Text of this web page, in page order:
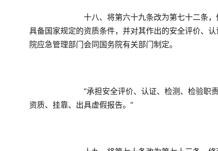
十八、将第六十九条改为第七十二条，
具备国家规定的资质条件，并对其作出的安全评价、
院应急管理部门会同国务院有关部门制定。
“承担安全评价、认证、检测、检验职
资质、挂靠、出具虚假报告。”